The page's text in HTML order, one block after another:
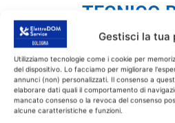
Gestisci la tua
Utilizziamo tecnologie come i cookie per
del dispositivo. Lo facciamo per migliorare
annunci (non) personalizzati. Il consenso a
elaborare dati quali il comportamento di
mancato consenso o la revoca del consenso
alcune caratteristiche e funzioni.
TECNICO
RICAMBI CON
1
Il tecnico
Castelmaggiore